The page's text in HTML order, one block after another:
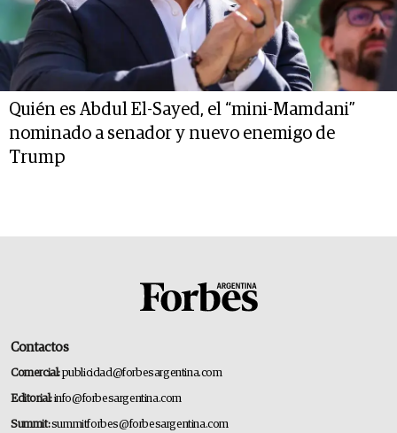
Quién es Abdul El-Sayed, el “mini-Mamdani”
nominado a senador y nuevo enemigo de
Trump
Contactos
Comercial:publicidad@forbesargentina.com
Editorial:info@forbesargentina.com
Summit:summitforbes@forbesargentina.com